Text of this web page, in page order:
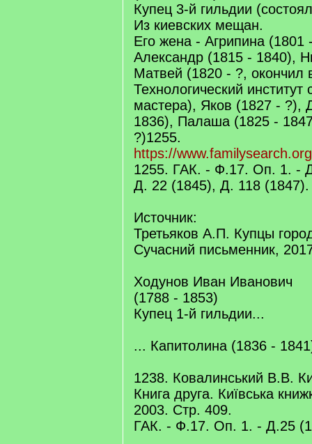
Купец 3-й гильдии
Из киевских мещан.
Его жена - Агрипина (1801
Александр (1815 - 1840),
Матвей (1820 - ?, окончил
Технологический институт
мастера), Яков (1827 - ?),
1836), Палаша (1825 -
?)1255.
https://
1255. ГАК. - Ф.17. Оп. 1. -
Д. 22 (1845), Д. 118 (1847).
Источник:
Третьяков А.П. Купцы
Сучасний письменник,
Ходунов Иван Иванович
(1788 - 1853)
Купец 1-й гильдии...
... Капитолина (1836 -
1238. Ковалинський В.В.
Книга друга. Київська
2003. Стр. 409.
ГАК. - Ф.17. Оп. 1. - Д.25